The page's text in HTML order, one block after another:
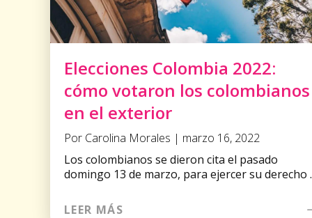
Elecciones Colombia 2022:
cómo votaron los colombianos
en el exterior
Por Carolina Morales | marzo 16, 2022
Los colombianos se dieron cita el pasado
domingo 13 de marzo, para ejercer su derecho
LEER MÁS